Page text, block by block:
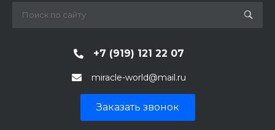
+7 (919) 121 22 07
miracle-world@mail.ru
Заказать звонок